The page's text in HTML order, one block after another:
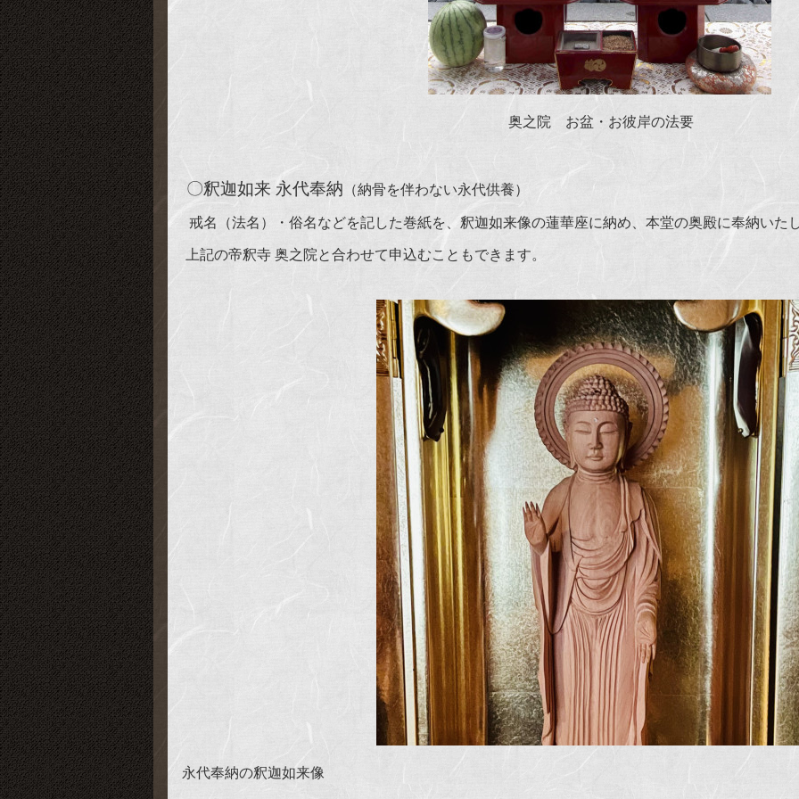
奥之院 お盆・お彼岸の法要
〇釈迦如来 永代奉納 （納骨を伴わない永代供養）
戒名（法名）・俗名などを記した巻紙を、釈迦如来像の蓮華座に納め、本堂の奥殿に奉納いた
上記の帝釈寺 奥之院と合わせて申込むこともできます。
永代奉納の釈迦如来像